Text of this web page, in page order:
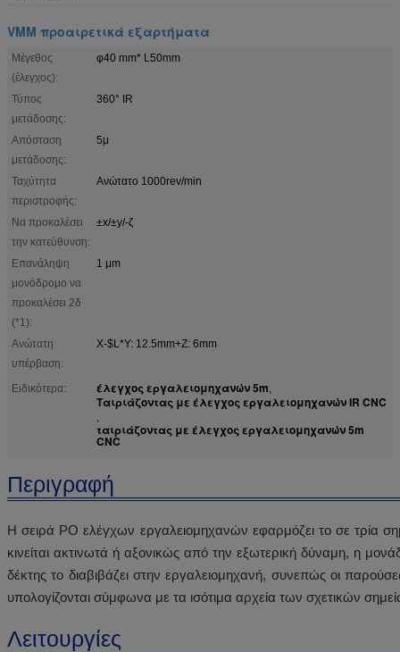
VMM προαιρετικά εξαρτήματα
Μέγεθος
(έλεγχος):
φ40 mm* L50mm
Τύπος
μετάδοσης:
360° IR
Απόσταση
μετάδοσης:
5μ
Ταχύτητα
περιστροφής:
Ανώτατο 1000rev/min
Να προκαλέσει
την κατεύθυνση:
±x/±y/-ζ
Επανάληψη
μονόδρομο να
προκαλέσει 2δ
(*1):
1 μm
Ανώτατη
υπέρβαση:
X-$L*Y: 12.5mm+Z: 6mm
Ειδικότερα: έλεγχος εργαλειομηχανών 5m,
Ταιριάζοντας με έλεγχος εργαλειομηχανών IR CNC
,
ταιριάζοντας με έλεγχος εργαλειομηχανών 5m
CNC
Περιγραφή
Η σειρά PO ελέγχων εργαλειομηχανών εφαρμόζει το σε τρία
κινείται ακτινωτά ή αξονικώς από την εξωτερική δύναμη, η
δέκτης το διαβιβάζει στην εργαλειομηχανή, συνεπώς οι
υπολογίζονται σύμφωνα με τα ισότιμα αρχεία των σχετικών
Λειτουργίες